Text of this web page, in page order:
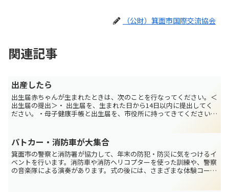
（公財）箕面市国際交流協会
関連記事
出産したら
出生届赤ちゃんが生まれたときは、次のことを行なってください。＜
出生届の提出＞・ 出生届を、生まれた日から14日以内に提出してく
ださい。・母子健康手帳と出生届を、市役所に持ってきてください。
パトカー・消防車が大集合
箕面市の警察と消防署が協力して、年末の防犯・防災に気をつけるイ
ベントを行います。消防車や消防ヘリコプターを使った訓練や、警察
の音楽隊による演奏があります。式の後には、さまざまな体験コーナ